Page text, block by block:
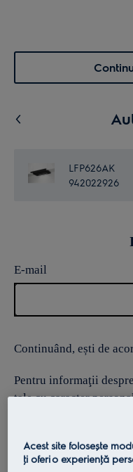
Menu
Coș de
LFP626AK
942022926
E-mail
Continuând, ești de
Pentru informaţii
tale cu caracter
Acest site folosește
ţi oferi o experienţă